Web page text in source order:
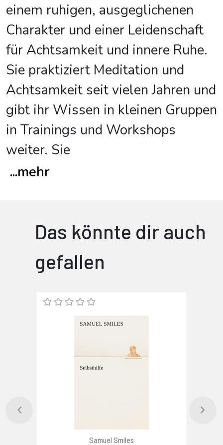
einem ruhigen, ausgeglichenen
Charakter und einer Leidenschaft
für Achtsamkeit und innere Ruhe.
Sie praktiziert Meditation und
Achtsamkeit seit vielen Jahren und
gibt ihr Wissen in kleinen Gruppen
in Trainings und Workshops
weiter. Sie
...mehr
Das könnte dir auch
gefallen
Samuel Smiles